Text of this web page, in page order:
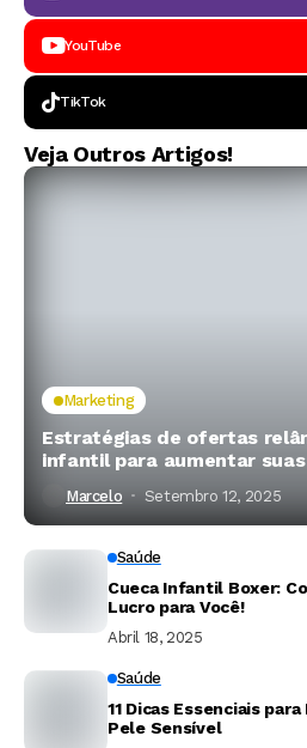
YouTube
TikTok
Veja Outros Artigos!
Marketing
Estratégias de ofertas
infantil para aumentar
Marcelo Setembro 12, 2025
Saúde
Cueca Infantil Boxer:
Lucro para Você!
Abril 18, 2025
Saúde
11 Dicas Essenciais
Pele Sensível